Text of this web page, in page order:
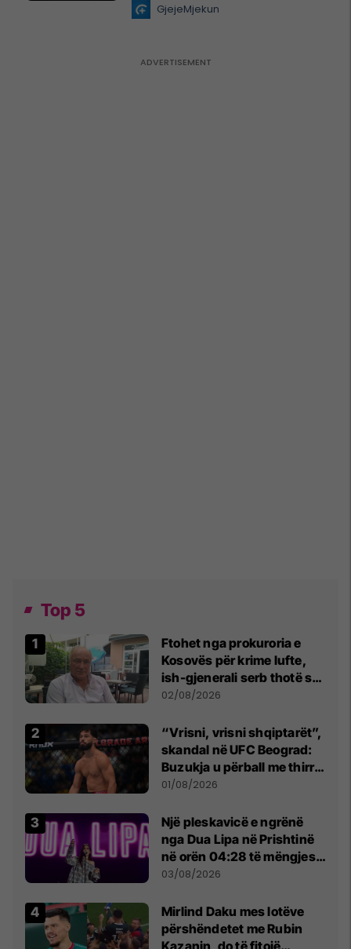
GjejeMjekun
Top 5
Ftohet nga prokuroria e
Kosovës për krime lufte,
ish-gjenerali serb thotë se
dikush e tradhtoi në
02/08/2026
“Vrisni, vrisni shqiptarët”,
skandal në UFC Beograd:
Buzukja u përball me thirrje
anti-shqiptare nga
01/08/2026
Një pleskavicë e ngrënë
nga Dua Lipa në Prishtinë
në orën 04:28 të mëngjesit
- dhe bota digjitale serbe
03/08/2026
Mirlind Daku mes lotëve
përshëndetet me Rubin
Kazanin, do të fitojë